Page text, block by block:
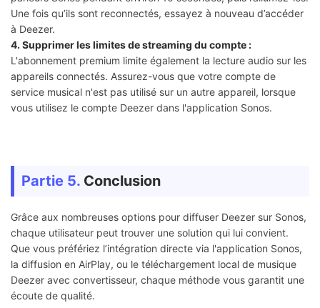
Une fois qu’ils sont reconnectés, essayez à nouveau d’accéder
à Deezer.
4. Supprimer les limites de streaming du compte :
L'abonnement premium limite également la lecture audio sur les
appareils connectés. Assurez-vous que votre compte de
service musical n'est pas utilisé sur un autre appareil, lorsque
vous utilisez le compte Deezer dans l'application Sonos.
Partie 5. Conclusion
Grâce aux nombreuses options pour diffuser Deezer sur Sonos,
chaque utilisateur peut trouver une solution qui lui convient.
Que vous préfériez l’intégration directe via l'application Sonos,
la diffusion en AirPlay, ou le téléchargement local de musique
Deezer avec convertisseur, chaque méthode vous garantit une
écoute de qualité.